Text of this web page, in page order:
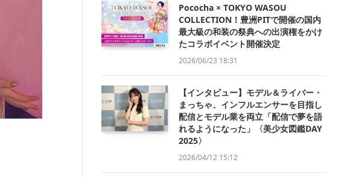
Pococha × TOKYO WASOU
COLLECTION！豊洲PITで開催の国内
最大級の和装の祭典への出演権をかけ
たコラボイベント開催決定
2026/06/23 18:31
【インタビュー】モデル＆ライバー・
まっちゃ、インフルエンサーを目指し
配信とモデル業を両立「配信で夢を語
れるようになった」〈美少女図鑑DAY
2025〉
2026/04/12 15:12